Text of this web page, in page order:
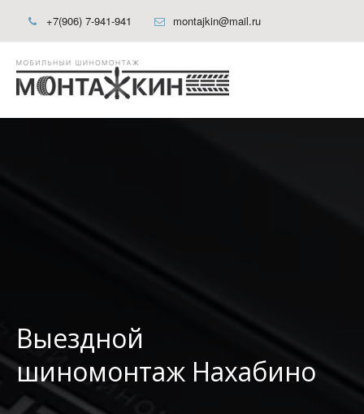
+7(906) 7-941-941 montajkin@mail.ru
Выездной
шиномонтаж Нахабино